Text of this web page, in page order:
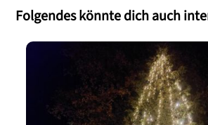
Folgendes könnte dich auch